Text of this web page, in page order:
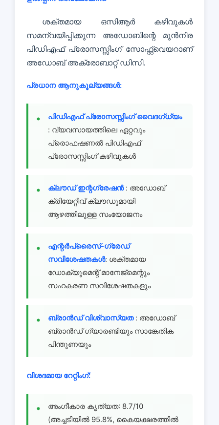
ശക്തമായ ഒസിആർ കഴിവുകൾ
സമന്വയിപ്പിക്കുന്ന അഡോബിന്റെ മുൻനിര
പിഡിഎഫ് പ്രോസസ്സിംഗ് സോഫ്റ്റ്വെയറാണ്
അഡോബ് അക്രോബാറ്റ് ഡിസി.
പ്രധാന ആനുകൂല്യങ്ങൾ:
പിഡിഎഫ് പ്രോസസ്സിംഗ് വൈദഗ്ധ്യം
: വ്യവസായത്തിലെ ഏറ്റവും
പ്രൊഫഷണൽ പിഡിഎഫ്
പ്രോസസ്സിംഗ് കഴിവുകൾ
ക്ലൗഡ് ഇന്റഗ്രേഷൻ : അഡോബ്
ക്രിയേറ്റീവ് ക്ലൗഡുമായി
ആഴത്തിലുള്ള സംയോജനം
എന്റർപ്രൈസ്-ഗ്രേഡ്
സവിശേഷതകൾ: ശക്തമായ
ഡോക്യുമെന്റ് മാനേജ്മെന്റും
സഹകരണ സവിശേഷതകളും
ബ്രാൻഡ് വിശ്വാസ്യത : അഡോബ്
ബ്രാൻഡ് ഗ്യാരണ്ടിയും സാങ്കേതിക
പിന്തുണയും
വിശദമായ റേറ്റിംഗ്:
അംഗീകാര കൃത്യത: 8.7/10
(അച്ചടിയിൽ 95.8%, കൈയക്ഷരത്തിൽ